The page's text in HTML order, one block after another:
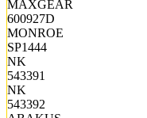
MAXGEAR
600927D
MONROE
SP1444
NK
543391
NK
543392